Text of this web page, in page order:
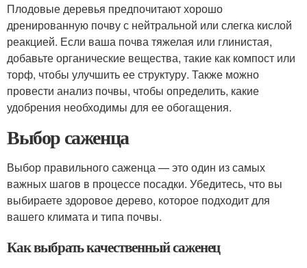
Плодовые деревья предпочитают хорошо
дренированную почву с нейтральной или слегка кислой
реакцией. Если ваша почва тяжелая или глинистая,
добавьте органические вещества, такие как компост или
торф, чтобы улучшить ее структуру. Также можно
провести анализ почвы, чтобы определить, какие
удобрения необходимы для ее обогащения.
Выбор саженца
Выбор правильного саженца — это один из самых
важных шагов в процессе посадки. Убедитесь, что вы
выбираете здоровое дерево, которое подходит для
вашего климата и типа почвы.
Как выбрать качественный саженец